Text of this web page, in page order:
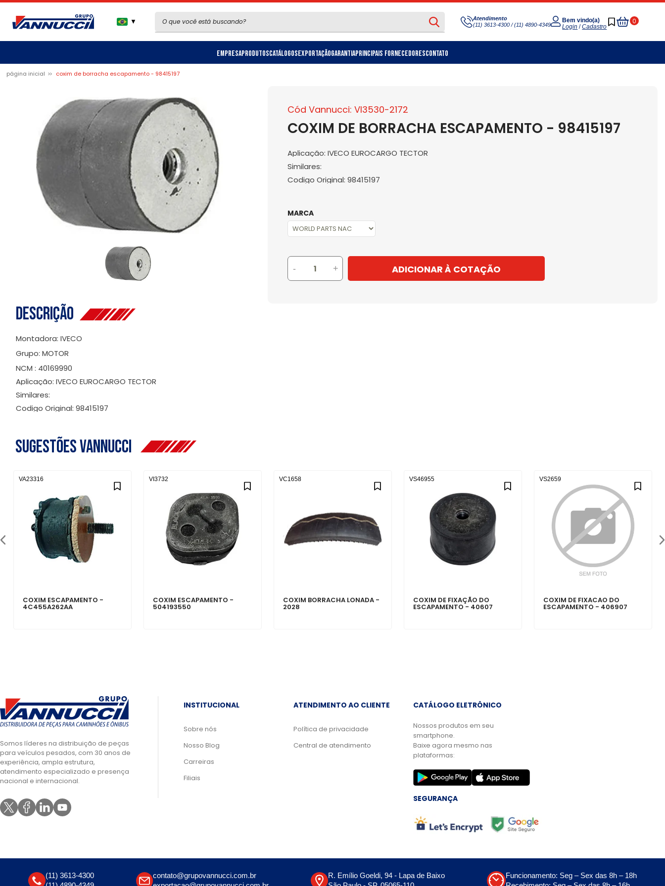
▼
Atendimento
(11) 3613-4300 / (11) 4890-4349
Bem vindo(a)
Login /Cadastro
0
Meu
Carrinho
EmpresaProdutosCatálogosExportaçãoGarantiaPrincipais FornecedoresContato
página inicial coxim de borracha escapamento - 98415197
Cód Vannucci: VI3530-2172
COXIM DE BORRACHA ESCAPAMENTO - 98415197
Aplicação: IVECO EUROCARGO TECTOR
Similares:
Codigo Original: 98415197
MARCA
- + ADICIONAR À COTAÇÃO
Descrição
Montadora: IVECO
Grupo: MOTOR
NCM : 40169990
Aplicação: IVECO EUROCARGO TECTOR
Similares:
Codigo Original: 98415197
Sugestões Vannucci
COXIM ESCAPAMENTO -
4C455A262AA
VA23316
COXIM ESCAPAMENTO -
504193550
VI3732
COXIM BORRACHA LONADA -
2028
VC1658
COXIM DE FIXAÇÃO DO
ESCAPAMENTO - 40607
VS46955
COXIM DE FIXACAO DO
ESCAPAMENTO - 406907
VS2659
Somos líderes na distribuição de peças
para veículos pesados, com 30 anos de
experiência, ampla estrutura,
atendimento especializado e presença
nacional e internacional.
INSTITUCIONAL
Sobre nós
Nosso Blog
Carreiras
Filiais
ATENDIMENTO AO CLIENTE
Política de privacidade
Central de atendimento
CATÁLOGO ELETRÔNICO
Nossos produtos em seu
smartphone.
Baixe agora mesmo nas
plataformas:
SEGURANÇA
(11) 3613-4300
contato@grupovannucci.com.br
R. Emílio Goeldi, 94 - Lapa de Baixo
Funcionamento: Seg – Sex das 8h – 18h